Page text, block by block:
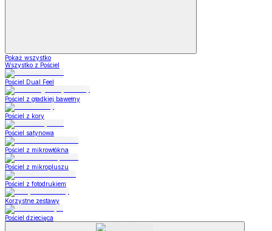
Pokaż wszystko
Wszystko z Pościel
Pościel Dual Feel
Pościel z gładkiej bawełny
Pościel z kory
Pościel satynowa
Pościel z mikrowłókna
Pościel z mikropluszu
Pościel z fotodrukiem
Korzystne zestawy
Pościel dziecięca